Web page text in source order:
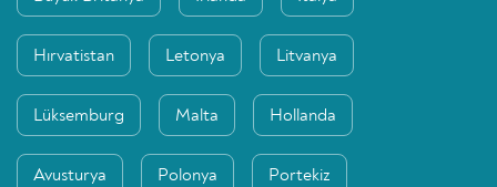
Hırvatistan Letonya Litvanya
Lüksemburg Malta Hollanda
Avusturya Polonya Portekiz